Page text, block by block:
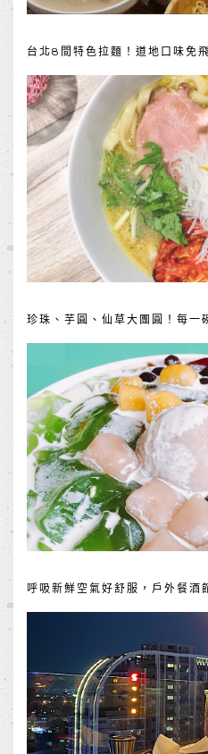
台北8間特色拉麵！道地口味免
珍珠、芋圓、仙草大團圓！每一
呼吸新鮮空氣好舒服，戶外餐酒